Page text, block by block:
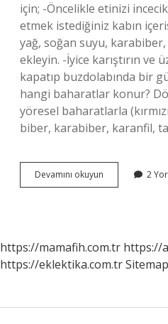
için; -Öncelikle etinizi
etmek istediğiniz kabın
yağ, soğan suyu,
ekleyin. -İyice karıştırın ve
kapatıp buzdolabında bir
hangi baharatlar konur?
yöresel baharatlarla
biber, karabiber, karanfil,
Devamını okuyun
Et
2
https://mamafih.com.tr https://
https://eklektika.com.trSitemap